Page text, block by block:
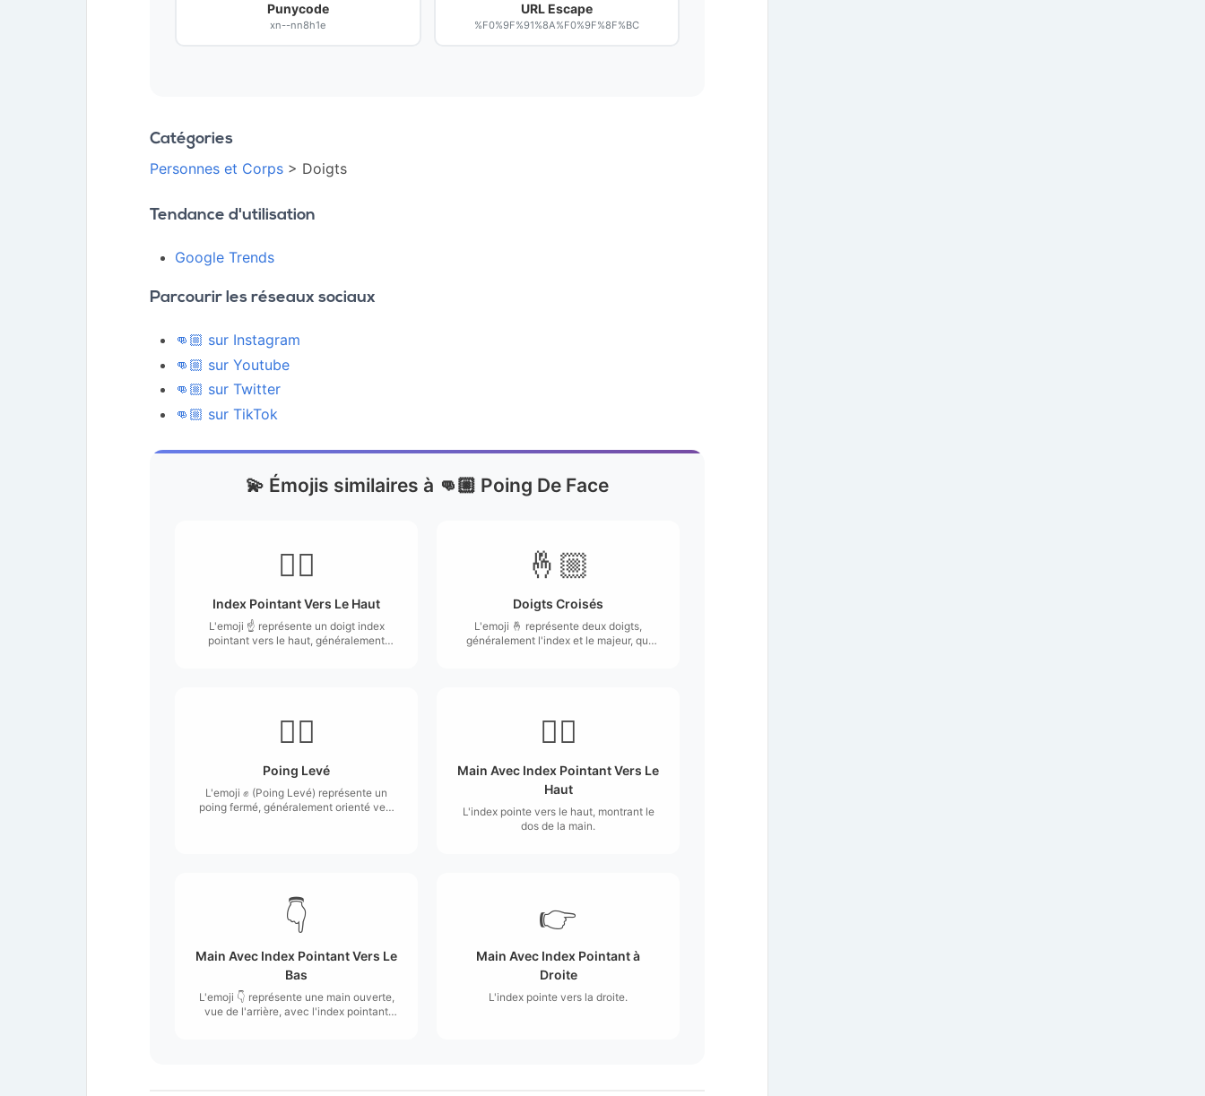
Punycode
xn--nn8h1e
URL Escape
%F0%9F%91%8A%F0%9F%8F%BC
Catégories
Personnes et Corps > Doigts
Tendance d'utilisation
Google Trends
Parcourir les réseaux sociaux
👊🏼 sur Instagram
👊🏼 sur Youtube
👊🏼 sur Twitter
👊🏼 sur TikTok
💫 Émojis similaires à 👊🏼 Poing De Face
☝🏼
Index Pointant Vers Le Haut
L'emoji ☝️ représente un doigt index
pointant vers le haut, généralement
🤞🏼
Doigts Croisés
L'emoji 🤞 représente deux doigts,
généralement l'index et le majeur, qui
✊🏼
Poing Levé
L'emoji ✊ (Poing Levé) représente un
poing fermé, généralement orienté vers
👆🏼
Main Avec Index Pointant Vers Le
Haut
L'index pointe vers le haut, montrant le
dos de la main.
👇
Main Avec Index Pointant Vers Le
Bas
L'emoji 👇 représente une main ouverte,
vue de l'arrière, avec l'index pointant
👉
Main Avec Index Pointant à
Droite
L'index pointe vers la droite.